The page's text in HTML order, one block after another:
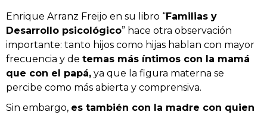
Enrique Arranz Freijo en su libro “Familias y
Desarrollo psicológico” hace otra observación
importante: tanto hijos como hijas hablan con mayor
frecuencia y de temas más íntimos con la mamá
que con el papá, ya que la figura materna se
percibe como más abierta y comprensiva.
Sin embargo, es también con la madre con quien